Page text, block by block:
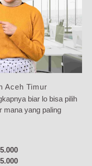
Aceh Timur
biar lo bisa pilih
mana yang paling